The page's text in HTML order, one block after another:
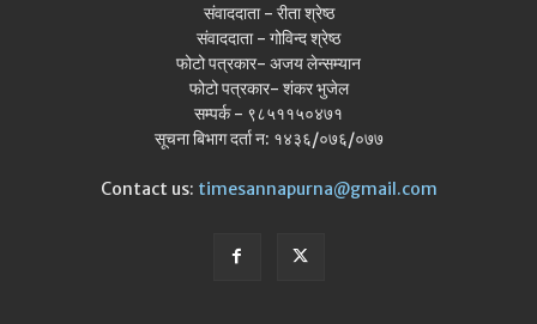
संवाददाता - रीता श्रेष्ठ
संवाददाता - गोविन्द श्रेष्ठ
फोटो पत्रकार- अजय लेन्सम्यान
फोटो पत्रकार- शंकर भुजेल
सम्पर्क - ९८५११५०४७१
सूचना बिभाग दर्ता न: १४३६/०७६/०७७
Contact us: timesannapurna@gmail.com